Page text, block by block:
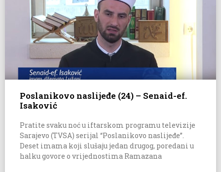
Poslanikovo naslijeđe (24) – Senaid-ef.
Isaković
Pratite svaku noć u iftarskom programu televizije
Sarajevo (TVSA) serijal “Poslanikovo naslijeđe”.
Deset imama koji slušaju jedan drugog, poredani u
halku govore o vrijednostima Ramazana